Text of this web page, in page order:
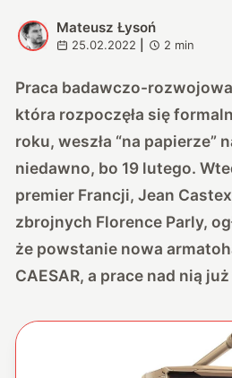
M
Mateusz Łysoń
25.02.2022 2 min
Praca badawczo-rozwojowa
która rozpoczęła się
roku, weszła “na papierze”
niedawno, bo 19 lutego.
premier Francji, Jean
zbrojnych Florence Parly,
że powstanie nowa
CAESAR, a prace nad nią